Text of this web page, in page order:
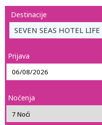
Destinacije
SEVEN SEAS HOTEL
Prijava
Noćenja